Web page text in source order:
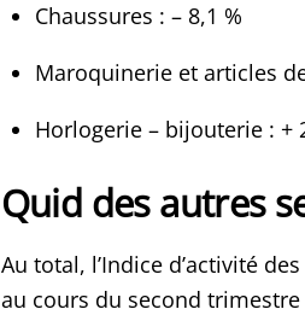
Chaussures : – 8,1 %
Maroquinerie et articles
Horlogerie – bijouterie : +
Quid des autres
Au total, l’Indice d’activité
au cours du second trimestre